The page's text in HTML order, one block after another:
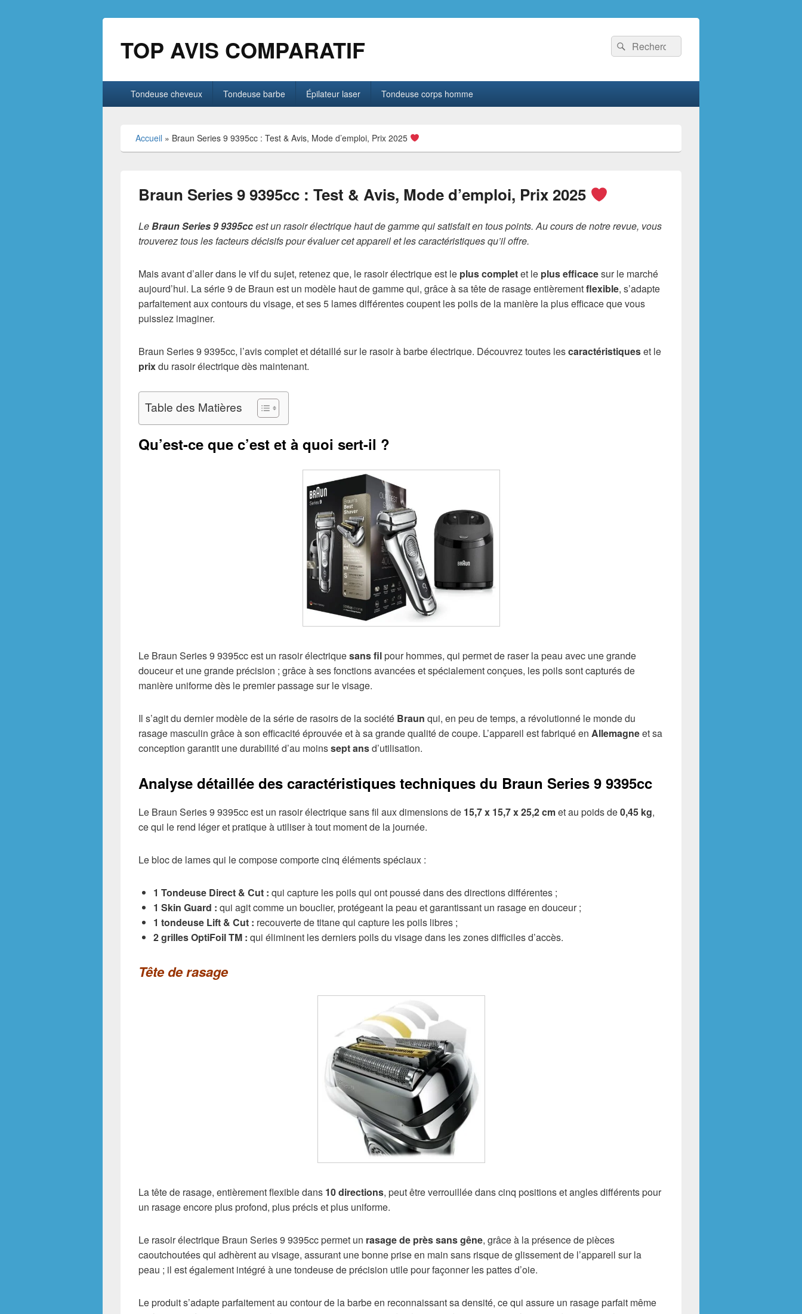
TOP AVIS COMPARATIF Recherche :
Rechercher
principalTondeuse cheveux Tondeuse barbe Épilateur laser Tondeuse corps homme
Accueil » Braun Series 9 9395cc : Test & Avis, Mode d’emploi, Prix 2025
Braun Series 9 9395cc : Test & Avis, Mode d’emploi, Prix 2025
LeBraun Series 9 9395ccest un rasoir électrique haut de gamme qui satisfait en tous points. Au cours de notre revue, vous
trouverez tous les facteurs décisifs pour évaluer cet appareil et les caractéristiques qu’il offre.
Mais avant d’aller dans le vif du sujet, retenez que, le rasoir électrique est le plus completet le plus efficacesur le marché
aujourd’hui. La série 9 de Braun est un modèle haut de gamme qui, grâce à sa tête de rasage entièrementflexible, s’adapte
parfaitement aux contours du visage, et ses 5 lames différentes coupent les poils de la manière la plus efficace que vous
puissiez imaginer.
Braun Series 9 9395cc, l’avis complet et détaillé sur le rasoir à barbe électrique. Découvrez toutes lescaractéristiqueset le
prixdu rasoir électrique dès maintenant.
Table des Matières
Qu’est-ce que c’est et à quoi sert-il ?
Le Braun Series 9 9395cc est un rasoir électriquesans filpour hommes, qui permet de raser la peau avec une grande
douceur et une grande précision ; grâce à ses fonctions avancées et spécialement conçues, les poils sont capturés de
manière uniforme dès le premier passage sur le visage.
Il s’agit du dernier modèle de la série de rasoirs de la société Braun qui, en peu de temps, a révolutionné le monde du
rasage masculin grâce à son efficacité éprouvée et à sa grande qualité de coupe. L’appareil est fabriqué en Allemagneet sa
conception garantit une durabilité d’au moinssept ansd’utilisation.
Analyse détaillée des caractéristiques techniques du Braun Series 9 9395cc
Le Braun Series 9 9395cc est un rasoir électrique sans fil aux dimensions de 15,7 x 15,7 x 25,2 cmet au poids de0,45 kg,
ce qui le rend léger et pratique à utiliser à tout moment de la journée.
Le bloc de lames qui le compose comporte cinq éléments spéciaux :
1 Tondeuse Direct & Cut : qui capture les poils qui ont poussé dans des directions différentes ;
1 Skin Guard : qui agit comme un bouclier, protégeant la peau et garantissant un rasage en douceur ;
1 tondeuse Lift & Cut : recouverte de titane qui capture les poils libres ;
2 grilles OptiFoil TM : qui éliminent les derniers poils du visage dans les zones difficiles d’accès.
Tête de rasage
La tête de rasage, entièrement flexible dans 10 directions, peut être verrouillée dans cinq positions et angles différents pour
un rasage encore plus profond, plus précis et plus uniforme.
Le rasoir électrique Braun Series 9 9395cc permet un rasage de près sans gêne, grâce à la présence de pièces
caoutchoutées qui adhèrent au visage, assurant une bonne prise en main sans risque de glissement de l’appareil sur la
peau ; il est également intégré à une tondeuse de précision utile pour façonner les pattes d’oie.
Le produit s’adapte parfaitement au contour de la barbe en reconnaissant sa densité, ce qui assure un rasage parfait même